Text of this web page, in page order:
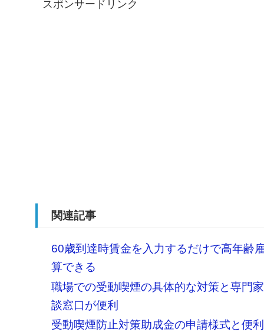
スポンサードリンク
関連記事
60歳到達時賃金を入力するだけで高年齢
算できる
職場での受動喫煙の具体的な対策と専門
談窓口が便利
受動喫煙防止対策助成金の申請様式と便